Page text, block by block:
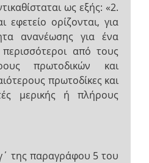
ως εξής: «2.
εφετείο ορίζονται, για
ανανέωσης για ένα
από τους
πρωτοδικών και
πρωτοδίκες και
μερικής ή πλήρους
της παραγράφου 5 του